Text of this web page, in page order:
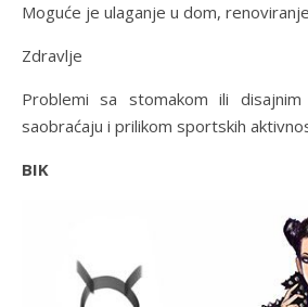
Moguće je ulaganje u dom,
Zdravlje
Problemi sa stomakom ili
saobraćaju i prilikom sportskih
BIK